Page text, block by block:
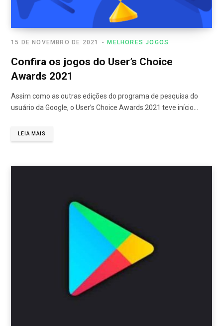
MELHORES JOGOS
15 DE NOVEMBRO DE 2021
Confira os jogos do User’s Choice
Awards 2021
Assim como as outras edições do programa de pesquisa do
usuário da Google, o User’s Choice Awards 2021 teve início…
LEIA MAIS